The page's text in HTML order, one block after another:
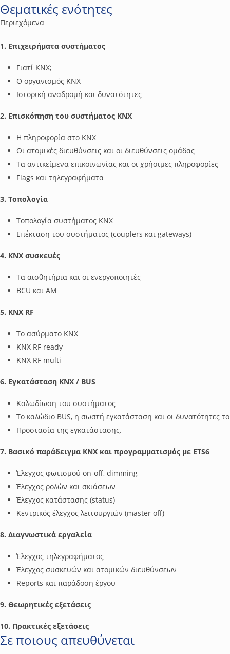
Θεματικές ενότητες
Περιεχόμενα
1. Επιχειρήματα συστήματος
Γιατί ΚΝΧ;
Ο οργανισμός ΚΝΧ
Ιστορική αναδρομή και δυνατότητες
2. Επισκόπηση του συστήματος ΚΝΧ
Η πληροφορία στο ΚΝΧ
Οι ατομικές διευθύνσεις και οι διευθύνσεις ομάδας
Τα αντικείμενα επικοινωνίας και οι χρήσιμες πληροφορίες
Flags και τηλεγραφήματα
3. Τοπολογία
Τοπολογία συστήματος ΚΝΧ
Επέκταση του συστήματος (couplers και gateways)
4. ΚΝΧ συσκευές
Τα αισθητήρια και οι ενεργοποιητές
BCU και ΑΜ
5. ΚΝΧ RF
To ασύρματο ΚΝΧ
ΚΝΧ RF ready
KNX RF multi
6. Εγκατάσταση ΚΝΧ / BUS
Καλωδίωση του συστήματος
Το καλώδιο BUS, η σωστή εγκατάσταση και οι δυνατότητες
Προστασία της εγκατάστασης.
7. Βασικό παράδειγμα ΚΝΧ και προγραμματισμός με ΕΤS6
Έλεγχος φωτισμού on-off, dimming
Έλεγχος ρολών και σκιάσεων
Έλεγχος κατάστασης (status)
Κεντρικός έλεγχος λειτουργιών (master off)
8. Διαγνωστικά εργαλεία
Έλεγχος τηλεγραφήματος
Έλεγχος συσκευών και ατομικών διευθύνσεων
Reports και παράδοση έργου
9. Θεωρητικές εξετάσεις
10. Πρακτικές εξετάσεις
Σε ποιους απευθύνεται